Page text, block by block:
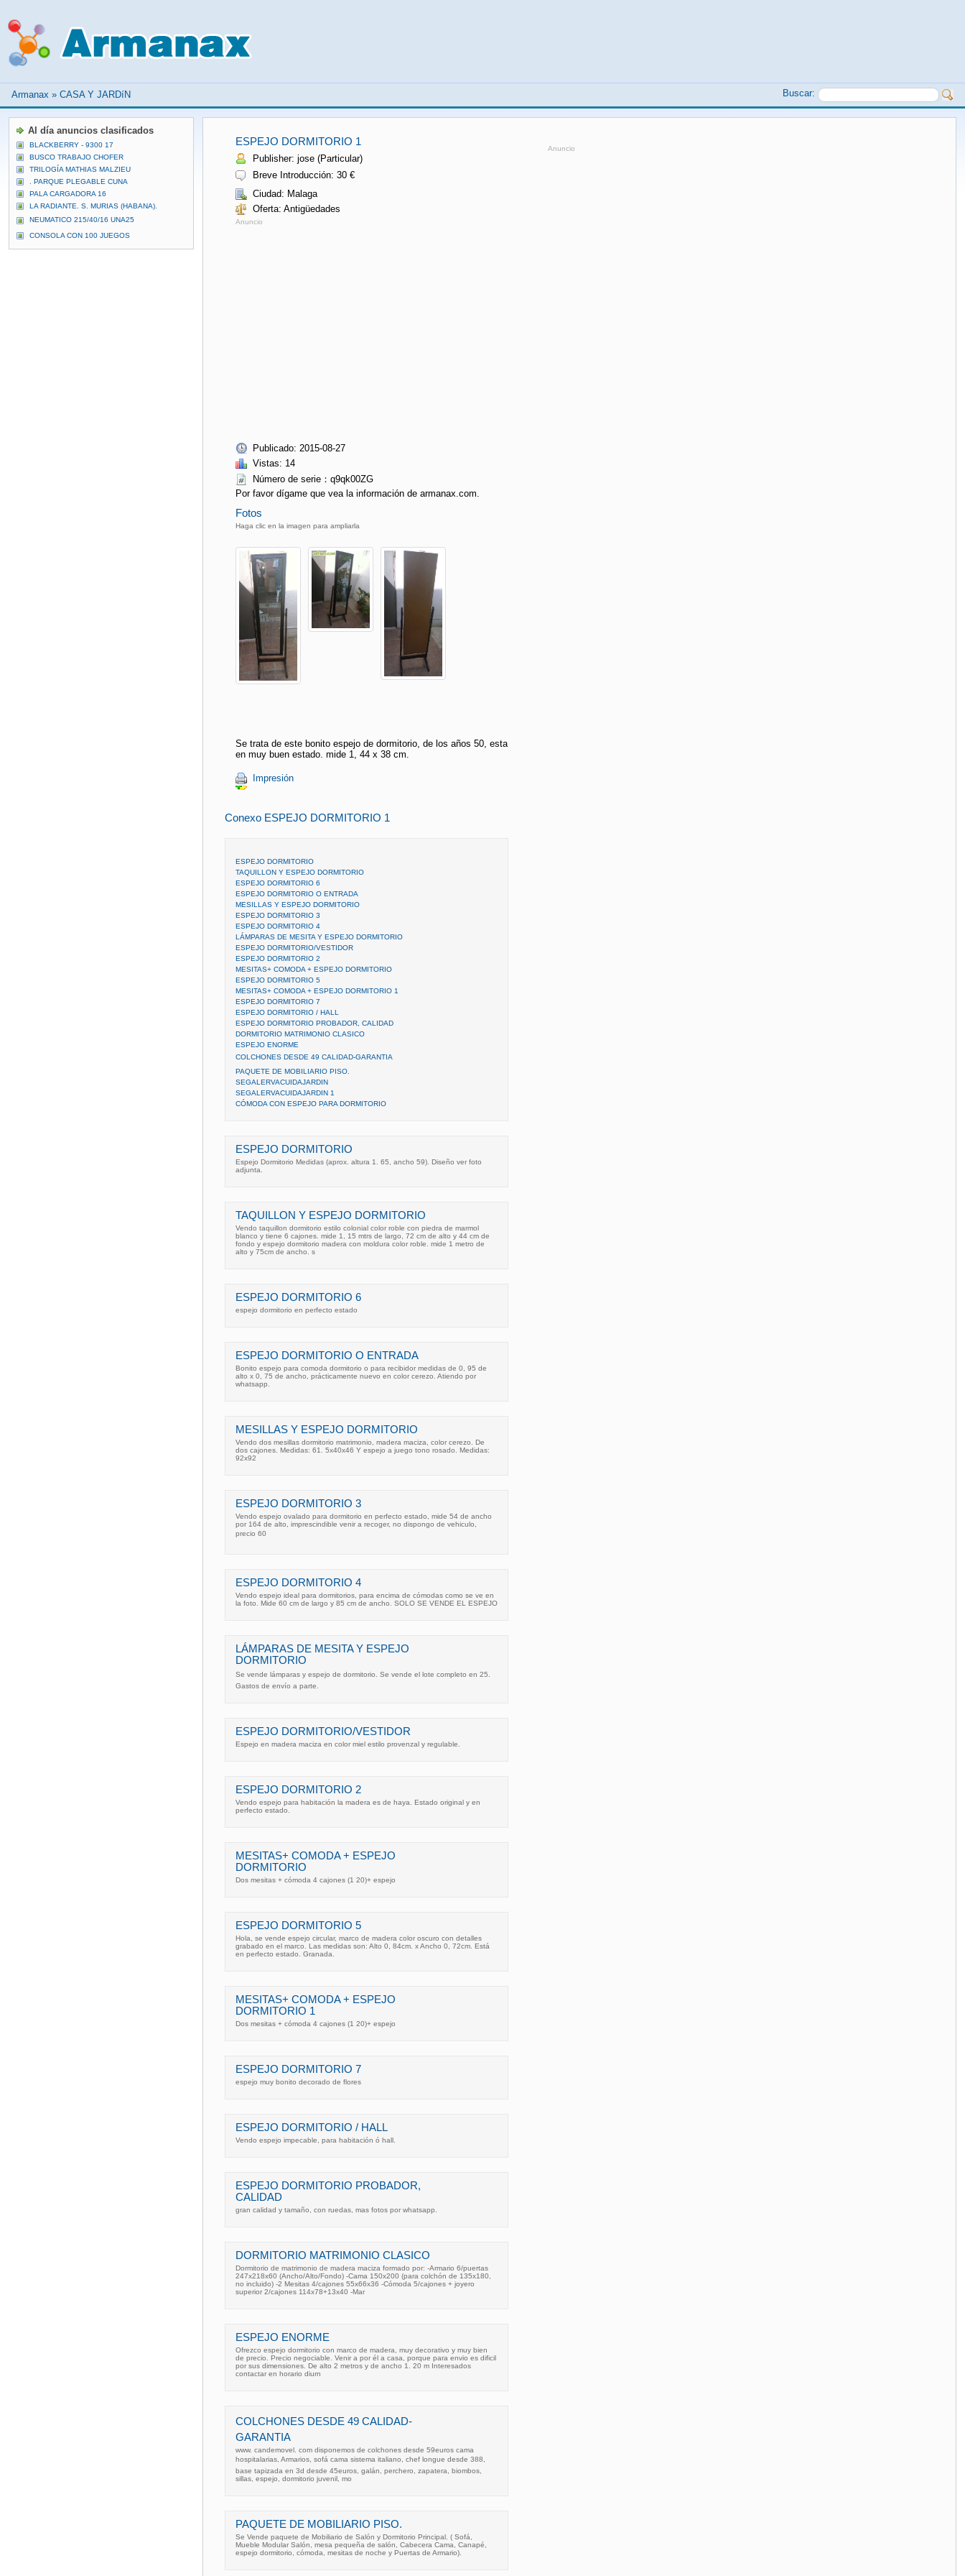
Armanax » CASA Y JARDíN Buscar:
ESPEJO DORMITORIO 1
Publisher: jose (Particular)
Breve Introducción: 30 €
Ciudad: Malaga
Oferta: Antigüedades
Anuncio
Publicado: 2015-08-27
Vistas: 14
Número de serie：q9qk00ZG
Por favor dígame que vea la información de armanax.com.
Fotos
Haga clic en la imagen para ampliarla
Se trata de este bonito espejo de dormitorio, de los años 50, esta
en muy buen estado. mide 1, 44 x 38 cm.
Impresión
Anuncio
Conexo ESPEJO DORMITORIO 1
ESPEJO DORMITORIO
TAQUILLON Y ESPEJO DORMITORIO
ESPEJO DORMITORIO 6
ESPEJO DORMITORIO O ENTRADA
MESILLAS Y ESPEJO DORMITORIO
ESPEJO DORMITORIO 3
ESPEJO DORMITORIO 4
LÁMPARAS DE MESITA Y ESPEJO DORMITORIO
ESPEJO DORMITORIO/VESTIDOR
ESPEJO DORMITORIO 2
MESITAS+ COMODA + ESPEJO DORMITORIO
ESPEJO DORMITORIO 5
MESITAS+ COMODA + ESPEJO DORMITORIO 1
ESPEJO DORMITORIO 7
ESPEJO DORMITORIO / HALL
ESPEJO DORMITORIO PROBADOR, CALIDAD
DORMITORIO MATRIMONIO CLASICO
ESPEJO ENORME
COLCHONES DESDE 49 CALIDAD-GARANTIA
PAQUETE DE MOBILIARIO PISO.
SEGALERVACUIDAJARDIN
SEGALERVACUIDAJARDIN 1
CÓMODA CON ESPEJO PARA DORMITORIO
ESPEJO DORMITORIO
Espejo Dormitorio Medidas (aprox. altura 1. 65, ancho 59). Diseño ver foto
adjunta.
TAQUILLON Y ESPEJO DORMITORIO
Vendo taquillon dormitorio estilo colonial color roble con piedra de marmol
blanco y tiene 6 cajones. mide 1, 15 mtrs de largo, 72 cm de alto y 44 cm de
fondo y espejo dormitorio madera con moldura color roble. mide 1 metro de
alto y 75cm de ancho. s
ESPEJO DORMITORIO 6
espejo dormitorio en perfecto estado
ESPEJO DORMITORIO O ENTRADA
Bonito espejo para comoda dormitorio o para recibidor medidas de 0, 95 de
alto x 0, 75 de ancho, prácticamente nuevo en color cerezo. Atiendo por
whatsapp.
MESILLAS Y ESPEJO DORMITORIO
Vendo dos mesillas dormitorio matrimonio, madera maciza, color cerezo. De
dos cajones. Medidas: 61. 5x40x46 Y espejo a juego tono rosado. Medidas:
92x92
ESPEJO DORMITORIO 3
Vendo espejo ovalado para dormitorio en perfecto estado, mide 54 de ancho
por 164 de alto, imprescindible venir a recoger, no dispongo de vehiculo,
precio 60
ESPEJO DORMITORIO 4
Vendo espejo ideal para dormitorios, para encima de cómodas como se ve en
la foto. Mide 60 cm de largo y 85 cm de ancho. SOLO SE VENDE EL ESPEJO
LÁMPARAS DE MESITA Y ESPEJO
DORMITORIO
Se vende lámparas y espejo de dormitorio. Se vende el lote completo en 25.
Gastos de envío a parte.
ESPEJO DORMITORIO/VESTIDOR
Espejo en madera maciza en color miel estilo provenzal y regulable.
ESPEJO DORMITORIO 2
Vendo espejo para habitación la madera es de haya. Estado original y en
perfecto estado.
MESITAS+ COMODA + ESPEJO
DORMITORIO
Dos mesitas + cómoda 4 cajones (1 20)+ espejo
ESPEJO DORMITORIO 5
Hola, se vende espejo circular, marco de madera color oscuro con detalles
grabado en el marco. Las medidas son: Alto 0, 84cm. x Ancho 0, 72cm. Está
en perfecto estado. Granada.
MESITAS+ COMODA + ESPEJO
DORMITORIO 1
Dos mesitas + cómoda 4 cajones (1 20)+ espejo
ESPEJO DORMITORIO 7
espejo muy bonito decorado de flores
ESPEJO DORMITORIO / HALL
Vendo espejo impecable, para habitación ó hall.
ESPEJO DORMITORIO PROBADOR,
CALIDAD
gran calidad y tamaño, con ruedas, mas fotos por whatsapp.
DORMITORIO MATRIMONIO CLASICO
Dormitorio de matrimonio de madera maciza formado por: -Armario 6/puertas
247x218x60 (Ancho/Alto/Fondo) -Cama 150x200 (para colchón de 135x180,
no incluido) -2 Mesitas 4/cajones 55x66x36 -Cómoda 5/cajones + joyero
superior 2/cajones 114x78+13x40 -Mar
ESPEJO ENORME
Ofrezco espejo dormitorio con marco de madera, muy decorativo y muy bien
de precio. Precio negociable. Venir a por él a casa, porque para envio es dificil
por sus dimensiones. De alto 2 metros y de ancho 1. 20 m Interesados
contactar en horario diurn
COLCHONES DESDE 49 CALIDAD-
GARANTIA
www. candemovel. com disponemos de colchones desde 59euros cama
hospitalarias, Armarios, sofá cama sistema italiano, chef longue desde 388,
base tapizada en 3d desde 45euros, galán, perchero, zapatera, biombos,
sillas, espejo, dormitorio juvenil, mo
PAQUETE DE MOBILIARIO PISO.
Se Vende paquete de Mobiliario de Salón y Dormitorio Principal. ( Sofá,
Mueble Modular Salón, mesa pequeña de salón, Cabecera Cama, Canapé,
espejo dormitorio, cómoda, mesitas de noche y Puertas de Armario).
Al día anuncios clasificados
BLACKBERRY - 9300 17
BUSCO TRABAJO CHOFER
TRILOGÍA MATHIAS MALZIEU
. PARQUE PLEGABLE CUNA
PALA CARGADORA 16
LA RADIANTE. S. MURIAS (HABANA).
NEUMATICO 215/40/16 UNA25
CONSOLA CON 100 JUEGOS